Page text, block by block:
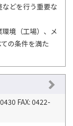
どを行う重要な
境（工場）、メ
の条件を満た
FAX: 0422-